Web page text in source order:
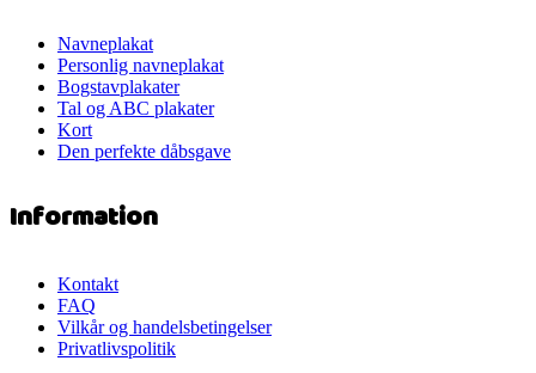
Navneplakat
Personlig navneplakat
Bogstavplakater
Tal og ABC plakater
Kort
Den perfekte dåbsgave
Information
Kontakt
FAQ
Vilkår og handelsbetingelser
Privatlivspolitik